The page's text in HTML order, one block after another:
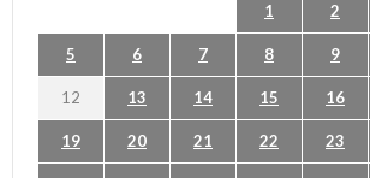
1 2
5 6 7 8 9
12 13 14 15 16
19 20 21 22 23